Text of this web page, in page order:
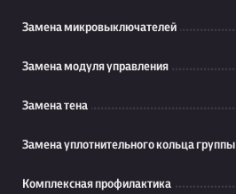
Замена микровыключателей
Замена модуля управления
Замена тена
Замена уплотнительного кольца группы
Комплексная профилактика